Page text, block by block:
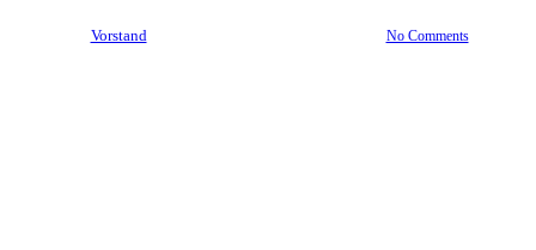
Vorstand No Comments